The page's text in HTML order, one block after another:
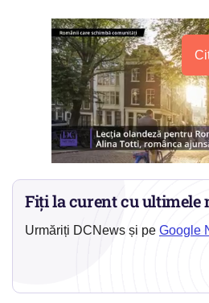
Fiți la curent cu ultimele
Urmăriți DCNews și pe Google